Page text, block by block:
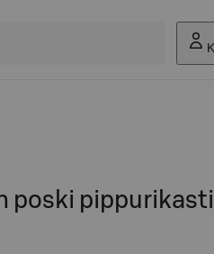
poski